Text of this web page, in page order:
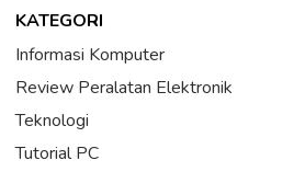
KATEGORI
Informasi Komputer
Review Peralatan Elektronik
Teknologi
Tutorial PC